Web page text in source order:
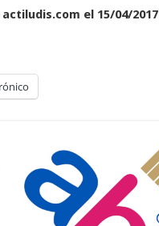
el 15/04/2017